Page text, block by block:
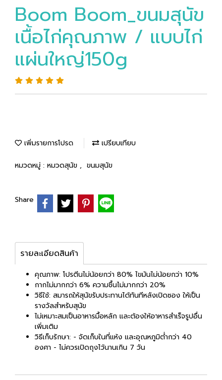
Boom Boom_ขนมสุนัข
เนื้อไก่คุณภาพ / แบบไก่
แผ่นใหญ่150g
เพิ่มรายการโปรด เปรียบเทียบ
หมวดหมู่ : หมวดสุนัข , ขนมสุนัข
Share
รายละเอียดสินค้า
คุณภาพ: โปรตีนไม่น้อยกว่า 80% ไขมันไม่น้อยกว่า 10%
กากไม่มากกว่า 6% ความชื้นไม่มากกว่า 20%
วิธีใช้: สมารถให้สุนัขรับประทานได้ทันทีหลังเปิดซอง ให้เป็น
รางวัลสำหรับสุนัข
ไม่เหมาะสมเป็นอาหารมื้อหลัก และต้องให้อาหารสำเร็จรูปอื่น
เพิ่มเติม
วิธีเก็บรักษา: - จัดเก็บในที่แห้ง และอุณหภูมิต่ำกว่า 40
องศา - ไม่ควรเปิดถุงไว้นานเกิน 7 วัน